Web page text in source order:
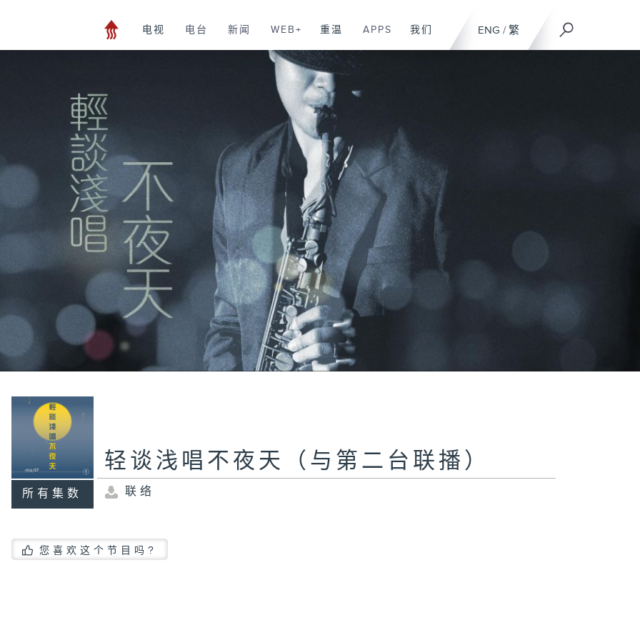
ENG / 繁
电视 电台 新闻 WEB+ 重温 APPS 我们
所有集数
轻谈浅唱不夜天（与第二台联播）
联络
您喜欢这个节目吗?